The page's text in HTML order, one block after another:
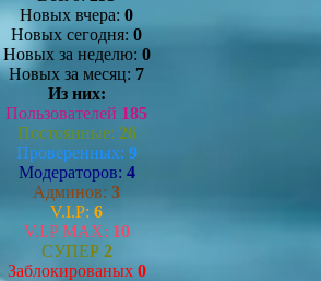
Новых вчера: 0
Новых сегодня: 0
Новых за неделю: 0
Новых за месяц: 7
Из них:
Пользователей 185
Постоянные: 26
Проверенных: 9
Модераторов: 4
Админов: 3
V.I.P: 6
V.I.P MAX: 10
СУПЕР 2
Заблокированых 0